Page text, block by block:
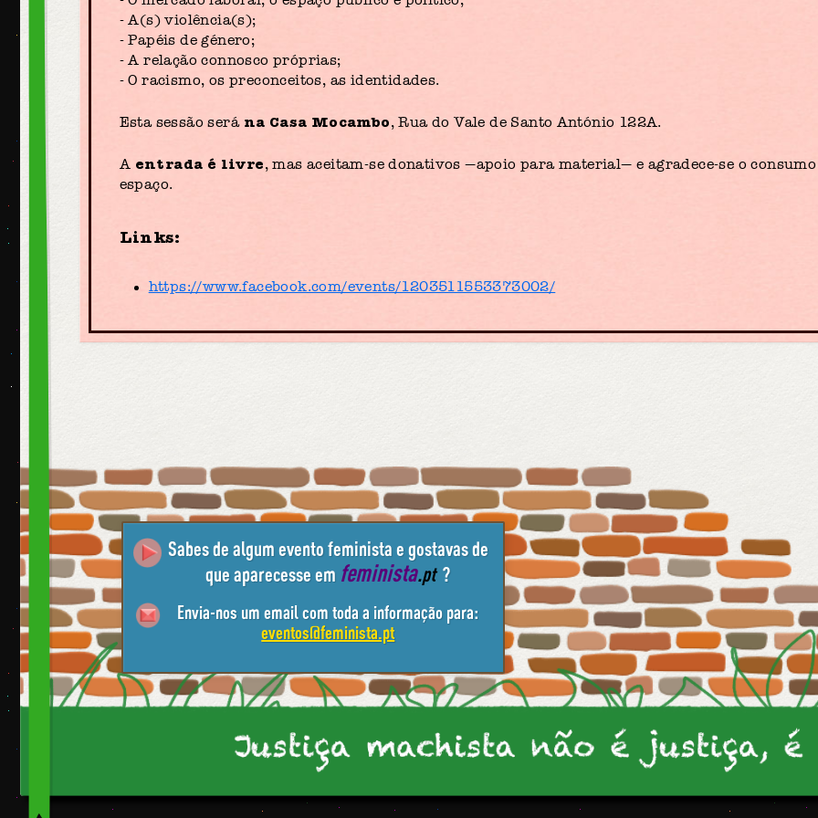
- A(s) violência(s);
- Papéis de género;
- A relação connosco próprias;
- O racismo, os preconceitos, as identidades.
Esta sessão será na Casa Mocambo, Rua do Vale de Santo António 122A.
A entrada é livre, mas aceitam-se donativos —apoio para material— e agradece-se o
espaço.
Links:
https://www.facebook.com/events/1203511553373002/
Sabes de algum evento feminista e gostavas de
que aparecesse em feminista.pt ?
Envia-nos um email com toda a informação para:
eventos@feminista.pt